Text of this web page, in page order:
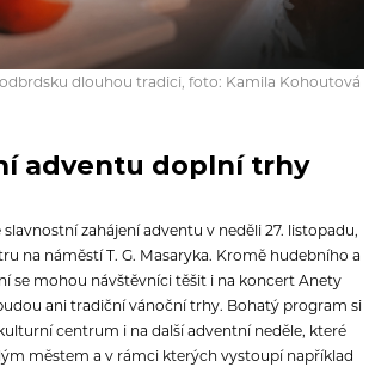
dlouhou tradici, foto: Kamila Kohoutová
adventu doplní trhy
zahájení adventu v neděli 27. listopadu,
na náměstí T. G. Masaryka. Kromě hudebního a
se mohou návštěvníci těšit i na koncert Anety
ani tradiční vánoční trhy. Bohatý program si
centrum i na další adventní neděle, které
městem a v rámci kterých vystoupí například